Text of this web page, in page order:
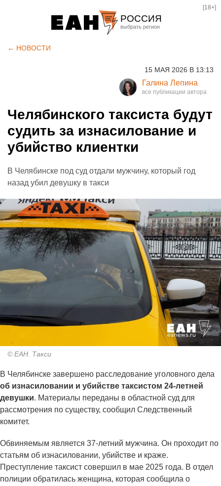
РОССИЯ
Курган
Оренбург
[18+]
← НОВОСТИ
15 МАЯ 2026 В 13:13
Галина Лепина
Челябинского таксиста будут
судить за изнасилование и
убийство клиентки
В Челябинске под суд отдали мужчину, который год
назад убил девушку в такси
© ЕАН. Такси
В Челябинске завершено расследование уголовного дела
об изнасиловании и убийстве таксистом 24-летней
девушки. Материалы переданы в областной суд для
рассмотрения по существу, сообщил Следственный
комитет.
Обвиняемым является 37-летний мужчина. Он проходит по
статьям об изнасиловании, убийстве и краже.
Преступление таксист совершил в мае 2025 года. В отдел
полиции обратилась женщина, которая сообщила о